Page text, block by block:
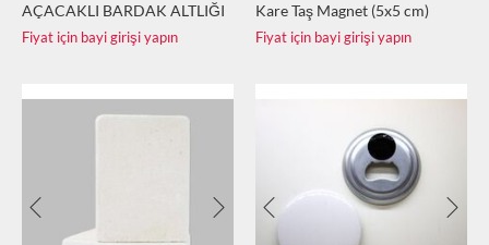
AÇACAKLI BARDAK ALTLIĞI
Fiyat için bayi girişi yapın
Kare Taş Magnet (5x5 cm)
Fiyat için bayi girişi yapın